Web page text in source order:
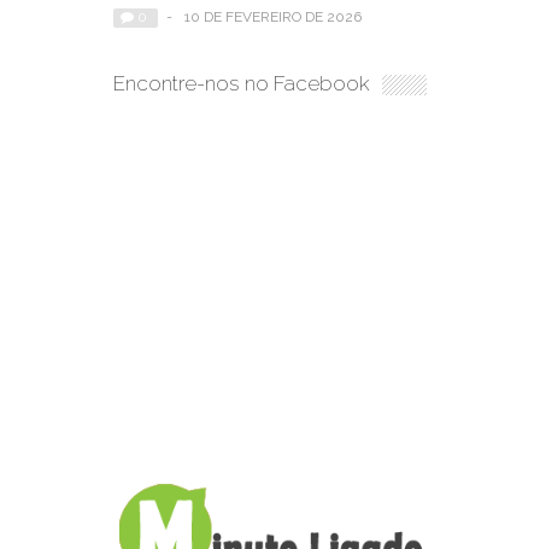
- 10 DE FEVEREIRO DE 2026
Encontre-nos no Facebook